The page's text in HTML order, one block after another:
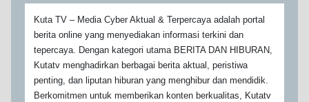
Kuta TV – Media Cyber Aktual & Terpercaya adalah portal
berita online yang menyediakan informasi terkini dan
tepercaya. Dengan kategori utama BERITA DAN HIBURAN,
Kutatv menghadirkan berbagai berita aktual, peristiwa
penting, dan liputan hiburan yang menghibur dan mendidik.
Berkomitmen untuk memberikan konten berkualitas, Kutatv